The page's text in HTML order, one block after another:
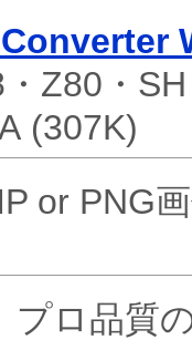
Z80・
(307K)
or PNG
プロ品質